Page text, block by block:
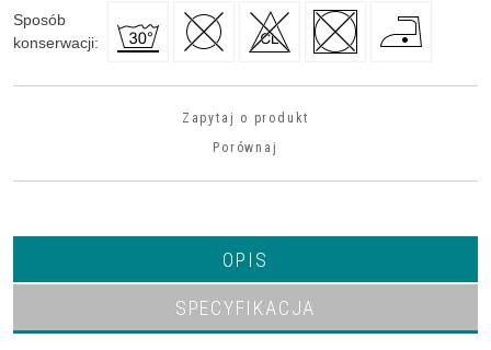
Sposób
konserwacji:
Zapytaj o produkt
Porównaj
OPIS
SPECYFIKACJA